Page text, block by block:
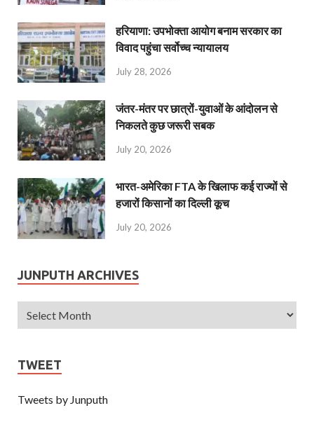
हरियाणा: उपभोक्ता आयोग बनाम सरकार का
विवाद पहुंचा सर्वोच्च न्यायालय
July 28, 2026
जंतर-मंतर पर छात्रों-युवाओं के आंदोलन से
निकलते कुछ जरूरी सबक
July 20, 2026
भारत-अमेरिका FTA के खिलाफ कई राज्यों से
हजारों किसानों का दिल्ली कूच
July 20, 2026
JUNPUTH ARCHIVES
TWEET
Tweets by Junputh